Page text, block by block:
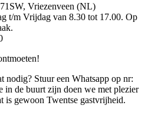
Vriezenveen (NL)
t/m Vrijdag van 8.30 tot 17.00. Op
nodig? Stuur een Whatsapp op nr:
in de buurt zijn doen we met plezier
is gewoon Twentse gastvrijheid.